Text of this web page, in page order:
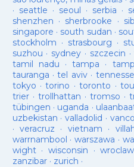
· seattle · seoul · serbia ·
shenzhen · sherbrooke ·
singapore · south sudan ·
stockholm · strasbourg ·
suzhou · sydney · szczecin ·
tamil nadu ·tampa ·
tauranga ·tel aviv·
tokyo ·torino ·toronto ·
trier· trollhattan · tromso ·
tübingen · uganda ·
uzbekistan · valladolid ·
· veracruz · vietnam ·
warrnambool ·warszawa ·
wight· wisconsin ·wroclaw
zanzibar· zurich ·